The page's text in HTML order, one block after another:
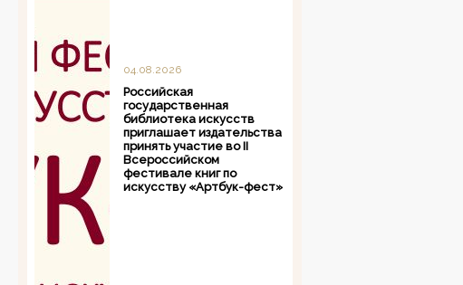
04.08.2026
Российская
государственная
библиотека искусств
приглашает издательства
принять участие во II
Всероссийском
фестивале книг по
искусству «Артбук-фест»